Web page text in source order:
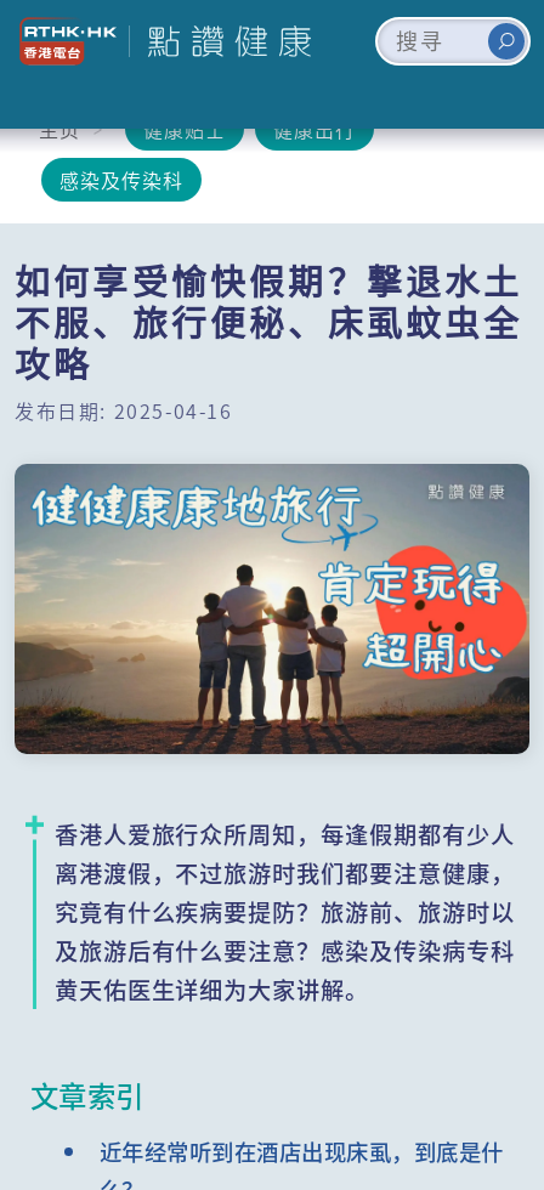
主页 健康贴士
健康出行
感染及传染科
如何享受愉快假期？撃退水土
不服、旅行便秘、床虱蚊虫全
攻略
发布日期: 2025-04-16
香港人爱旅行众所周知，每逢假期都有少人
离港渡假，不过旅游时我们都要注意健康，
究竟有什么疾病要提防？旅游前、旅游时以
及旅游后有什么要注意？感染及传染病专科
黄天佑医生详细为大家讲解。
文章索引
近年经常听到在酒店出现床虱，到底是什